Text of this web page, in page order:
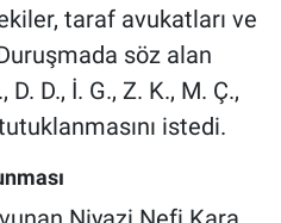
taraf avukatları ve
Duruşmada söz alan
D. D., İ. G., Z. K., M. Ç.,
istedi.